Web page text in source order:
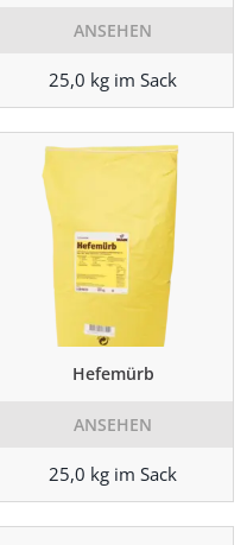
ANSEHEN
25,0 kg im Sack
Hefemürb
ANSEHEN
25,0 kg im Sack